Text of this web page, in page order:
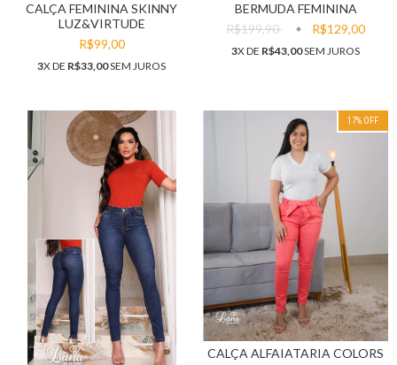
CALÇA FEMININA SKINNY
LUZ&VIRTUDE
R$99,00
3X DE R$33,00SEM JUROS
BERMUDA FEMININA
R$199,90
R$129,00
3X DE R$43,00SEM JUROS
17% OFF
CALÇA ALFAIATARIA COLORS